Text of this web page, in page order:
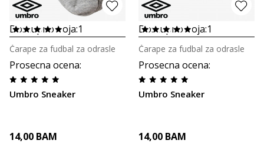
Dostupno boja:1
Prosecna ocena:
Umbro Sneaker
Čarape za fudbal za odrasle
14,00 BAM
Dostupno boja:1
Prosecna ocena:
Umbro Sneaker
Čarape za fudbal za odrasle
14,00 BAM